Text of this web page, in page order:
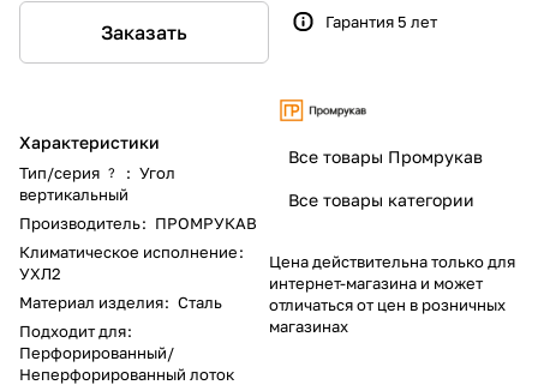
Заказать
Характеристики
Тип/серия ? : Угол
вертикальный
Производитель: ПРОМРУКАВ
Климатическое исполнение:
УХЛ2
Материал изделия: Сталь
Подходит для:
Перфорированный/
Неперфорированный лоток
Гарантия 5 лет
Все товары Промрукав
Все товары категории
Цена действительна только для
интернет-магазина и может
отличаться от цен в розничных
магазинах